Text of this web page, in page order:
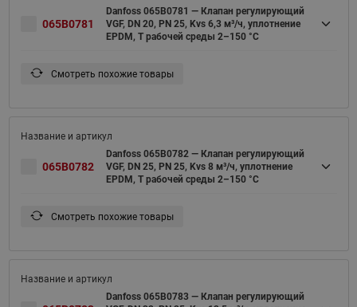
065B0781
Danfoss 065B0781 — Клапан регулирующий
VGF, DN 20, PN 25, Kvs 6,3 м³/ч, уплотнение
EPDM, T рабочей среды 2–150 °С
Смотреть похожие товары
065B0782
Danfoss 065B0782 — Клапан регулирующий
VGF, DN 25, PN 25, Kvs 8 м³/ч, уплотнение
EPDM, T рабочей среды 2–150 °С
Смотреть похожие товары
Danfoss 065B0783 — Клапан регулирующий